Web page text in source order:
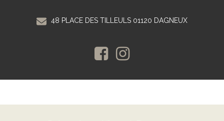
48 PLACE DES TILLEULS 01120 DAGNEUX